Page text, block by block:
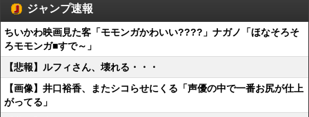
ジャンプ速報
ちいかわ映画見た客「モモンガかわいい????」ナガノ「ほなそろそ
ろモモンガ■すで～」
【悲報】ルフィさん、壊れる・・・
【画像】井口裕香、またシコらせにくる「声優の中で一番お尻が仕上
がってる」